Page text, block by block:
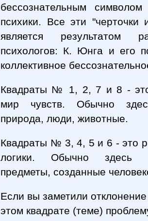
бессознательным
психики. Все эти
является результатом
психологов: К. Юнга и его
коллективное
Квадраты № 1, 2, 7 и 8 -
мир чувств. Обычно
природа, люди, животные.
Квадраты № 3, 4, 5 и 6 - это
логики. Обычно здесь
предметы, созданные
Если вы заметили
этом квадрате (теме)